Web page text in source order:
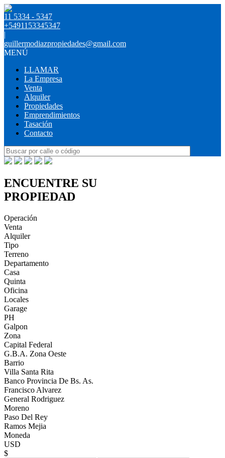
11 5334 - 5347
+5491153345347
|
guillermodiazpropiedades@gmail.com
MENÚ
LLAMAR
La Empresa
Venta
Alquiler
Propiedades
Emprendimientos
Tasación
Contacto
ENCUENTRE SU
PROPIEDAD
Operación
Venta
Alquiler
Tipo
Terreno
Departamento
Casa
Quinta
Oficina
Locales
Garage
PH
Galpon
Zona
Capital Federal
G.B.A. Zona Oeste
Barrio
Villa Santa Rita
Banco Provincia De Bs. As.
Francisco Alvarez
General Rodriguez
Moreno
Paso Del Rey
Ramos Mejia
Moneda
USD
$